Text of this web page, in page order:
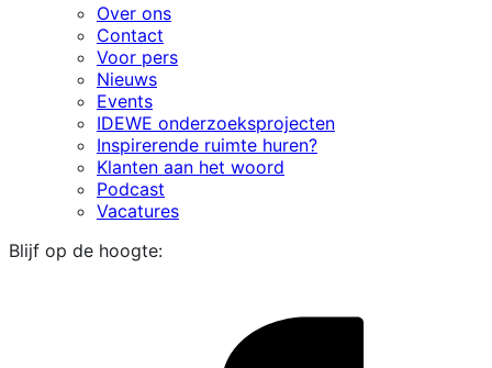
Over ons
Contact
Voor pers
Nieuws
Events
IDEWE onderzoeksprojecten
Inspirerende ruimte huren?
Klanten aan het woord
Podcast
Vacatures
Blijf op de hoogte: